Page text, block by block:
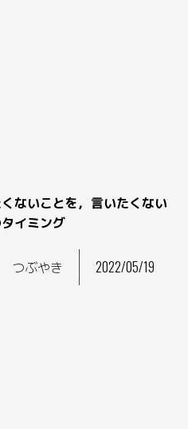
ないことを，言いたくない
イミング
つぶやき 2022/05/19